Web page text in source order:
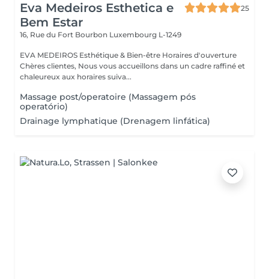
Eva Medeiros Esthetica e
Bem Estar
25
16, Rue du Fort Bourbon Luxembourg L-1249
EVA MEDEIROS Esthétique & Bien-être Horaires d'ouverture
Chères clientes, Nous vous accueillons dans un cadre raffiné et
chaleureux aux horaires suiva...
Massage post/operatoire (Massagem pós
operatório)
Drainage lymphatique (Drenagem linfática)